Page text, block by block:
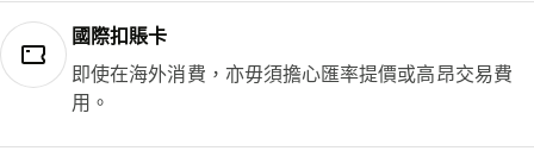
國際扣賬卡
即使在海外消費，亦毋須擔心匯率提價或高昂交易費
用。